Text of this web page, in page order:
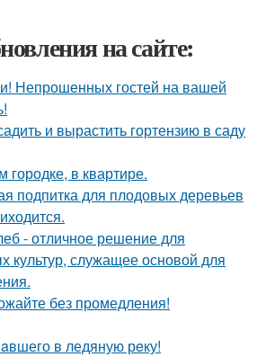
на сайте:
Непрошенных гостей на вашей
и вырастить гортензию в саду
в квартире.
подпитка для плодовых деревьев
- отличное решение для
культур, служащее основой для
без промедления!
в ледяную рeку!